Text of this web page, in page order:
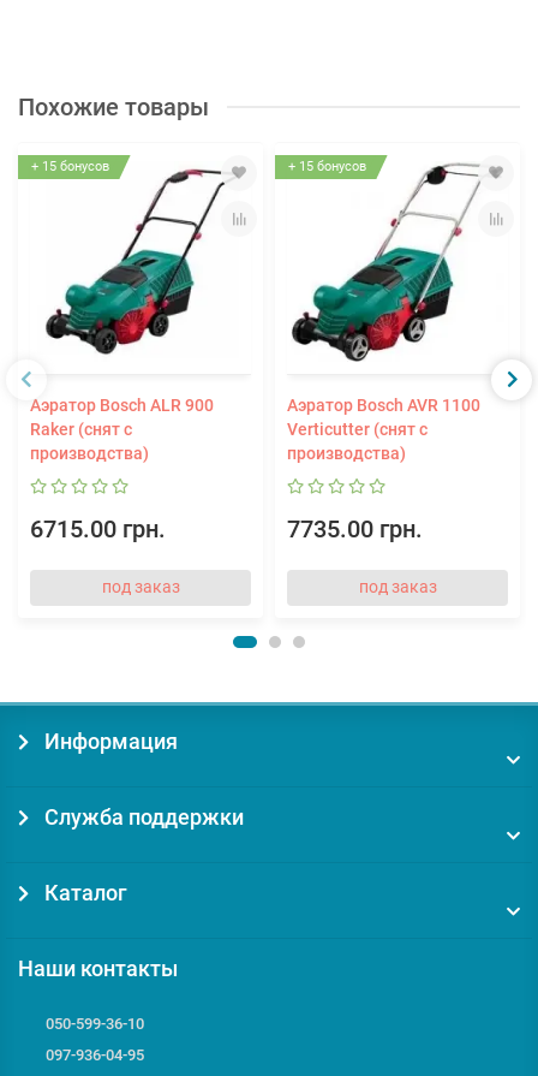
Похожие товары
+ 15 бонусов
Аэратор Bosch ALR 900
Raker (снят с
производства)
6715.00 грн.
под заказ
+ 15 бонусов
Аэратор Bosch AVR 1100
Verticutter (снят с
производства)
7735.00 грн.
под заказ
Информация
Служба поддержки
Каталог
Наши контакты
050-599-36-10
097-936-04-95